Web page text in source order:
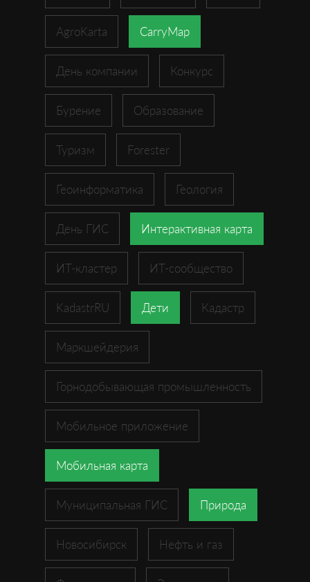
AgroKarta CarryMap
День компании Конкурс
Бурение Образование
Туризм Forester
Геоинформатика Геология
День ГИС Интерактивная карта
ИТ-кластер ИТ-сообщество
KadastrRU Дети Кадастр
Маркшейдерия
Горнодобывающая промышленность
Мобильное приложение
Мобильная карта
Муниципальная ГИС Природа
Новосибирск Нефть и газ